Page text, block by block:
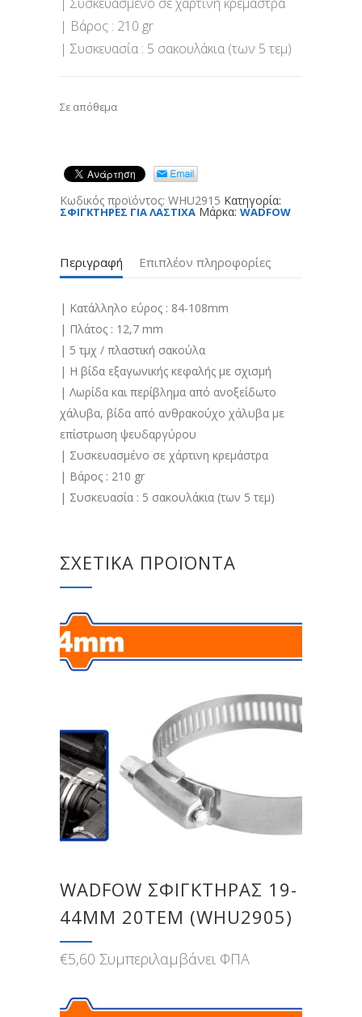
| Βάρος : 210 gr
| Συσκευασία : 5 σακουλάκια (των 5 τεμ)
Σε απόθεμα
Κωδικός προϊόντος: WHU2915 Κατηγορία:
ΣΦΙΓΚΤΗΡΕΣ ΓΙΑ ΛΑΣΤΙΧΑ Μάρκα: WADFOW
Περιγραφή Επιπλέον πληροφορίες
| Κατάλληλο εύρος : 84-108mm
| Πλάτος : 12,7 mm
| 5 τμχ / πλαστική σακούλα
| Η βίδα εξαγωνικής κεφαλής με σχισμή
| Λωρίδα και περίβλημα από ανοξείδωτο
χάλυβα, βίδα από ανθρακούχο χάλυβα με
επίστρωση ψευδαργύρου
| Συσκευασμένο σε χάρτινη κρεμάστρα
| Βάρος : 210 gr
| Συσκευασία : 5 σακουλάκια (των 5 τεμ)
ΣΧΕΤΙΚΆ ΠΡΟΪΌΝΤΑ
WADFOW ΣΦΙΓΚΤΗΡΑΣ 19-
44MM 20ΤΕΜ (WHU2905)
€5,60 Συμπεριλαμβάνει ΦΠΑ